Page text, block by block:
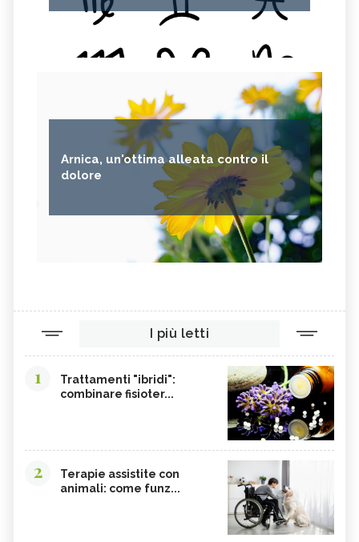
Arnica, un'ottima alleata contro il
dolore
I più letti
1
Trattamenti "ibridi":
combinare fisioter...
2
Terapie assistite con
animali: come funz...